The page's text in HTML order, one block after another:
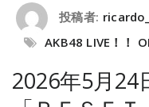
投稿者:
AKB48 LIVE！！
2026年5月24